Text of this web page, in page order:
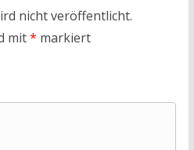
nicht veröffentlicht.
mit* markiert